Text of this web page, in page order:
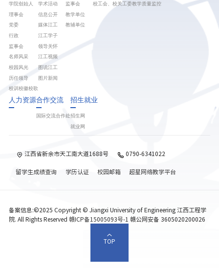
学院创始人
理事会
党委
行政
监事会
名师风采
校园风光
历任领导
校训校徽校歌
学术活动
信息公开
媒体江工
江工学子
领导关怀
江工视频
图说江工
图片新闻
监事会
教学单位
教辅单位
校工会、校关工委教学质量监控
人力资源合作交流
国际交流合作处
招生就业
招生网
就业网
江西省新余市天工南大道1688号 0790-6341022
留学生成绩查询 学历认证 校园邮箱 超星网络教学平台
备案信息:©2025 Copyright © Jiangxi University of Engineering 江西工程学
院. All Rights Reserved 赣ICP备15005093号-1 赣公网安备 3605020200026
TOP